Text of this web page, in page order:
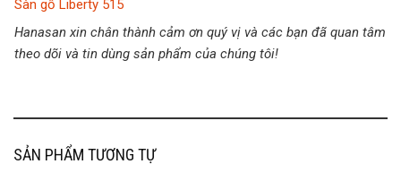
Sàn gỗ Liberty 515
Hanasan xin chân thành cảm ơn quý vị và các bạn đã quan tâm
theo dõi và tin dùng sản phẩm của chúng tôi!
SẢN PHẨM TƯƠNG TỰ